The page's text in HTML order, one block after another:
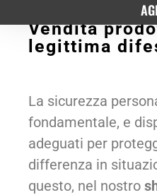
Vendita
legittima
La sicurezza
fondamentale, e
adeguati per
differenza in
questo, nel nostro